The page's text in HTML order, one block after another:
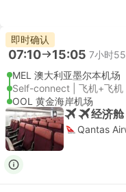
即时确认
07:10 15:05 7小时
MEL 澳大利亚墨尔本机场
Self-connect | 飞机+飞机
OOL 黄金海岸机场
经济
Qantas